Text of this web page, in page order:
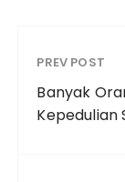
PREV POST
Banyak
Kepedulian